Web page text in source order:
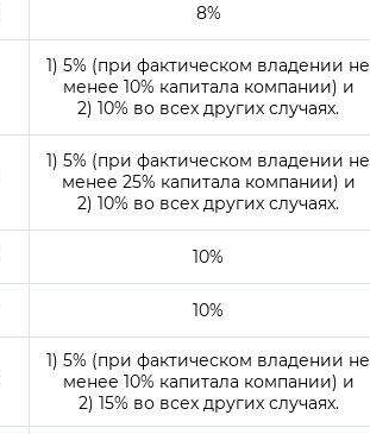
8%
1) 5% (при фактическом владении не
менее 10% капитала компании) и
2) 10% во всех других случаях.
1) 5% (при фактическом владении не
менее 25% капитала компании) и
2) 10% во всех других случаях.
10%
10%
1) 5% (при фактическом владении не
менее 10% капитала компании) и
2) 15% во всех других случаях.